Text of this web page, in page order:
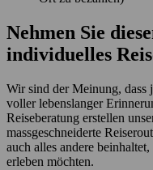
Nehmen Sie
individuelles
Wir sind der Meinung, dass
voller lebenslanger
Reiseberatung erstellen
massgeschneiderte
auch alles andere
erleben möchten.